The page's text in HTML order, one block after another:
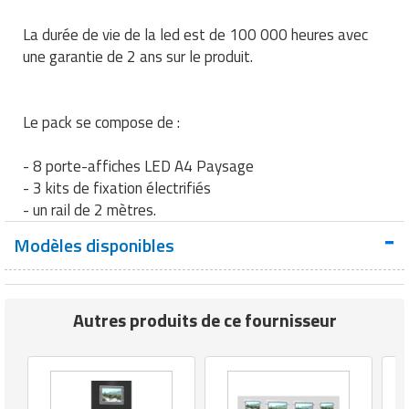
Ustensile cuisine professionnel
Vêtements personnalisés
Vitrines pour magasin
Traitement des eaux
Tubes et profilés
Tuyau flexible
Tuyau galvanisé
Tuyau renforcé
Ventilateurs et aération d'atelier
Tapis de bureau
Tapis et caillebotis
Vestiaires et casiers
Equipements de karting
Equipements pour skateboard
Equipements pour stade et terrain
sportif
Jeu gymnique
Matériel de fitness
Piano de cuisson
Portes commandes restaurant
Réchaud professionnel
Réfrigérateur professionnel
Restauration foraine
Robinetterie professionnelle
La durée de vie de la led est de 100 000 heures avec
une garantie de 2 ans sur le produit.
Le pack se compose de :
- 8 porte-affiches LED A4 Paysage
- 3 kits de fixation électrifiés
- un rail de 2 mètres.
Modèles disponibles
Autres produits de ce fournisseur